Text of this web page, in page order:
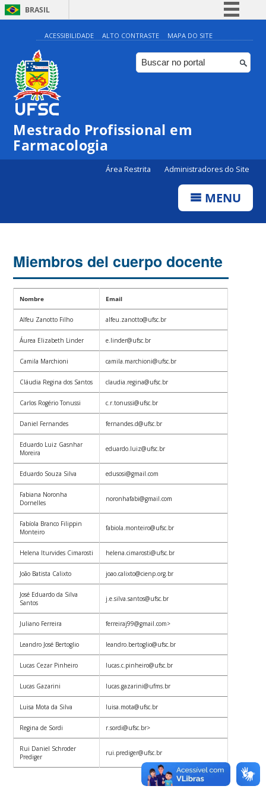
BRASIL
Simplifique!
Comunica BR
Participe
Canais
ACESSIBILIDADE ALTO CONTRASTE MAPA DO SITE
Mestrado Profissional em
Farmacologia
Área Restrita Administradores do Site
MENU
Miembros del cuerpo docente
Nombre Email
Alfeu Zanotto Filho alfeu.zanotto@ufsc.br
Áurea Elizabeth Linder e.linder@ufsc.br
Camila Marchioni camila.marchioni@ufsc.br
Cláudia Regina dos Santos claudia.regina@ufsc.br
Carlos Rogério Tonussi c.r.tonussi@ufsc.br
Daniel Fernandes fernandes.d@ufsc.br
Eduardo Luiz Gasnhar
Moreira
eduardo.luiz@ufsc.br
Eduardo Souza Silva edusosi@gmail.com
Fabiana Noronha
Dornelles
noronhafabi@gmail.com
Fabíola Branco Filippin
Monteiro
fabiola.monteiro@ufsc.br
Helena Iturvides Cimarosti helena.cimarosti@ufsc.br
João Batista Calixto joao.calixto@cienp.org.br
José Eduardo da Silva
Santos
j.e.silva.santos@ufsc.br
Juliano Ferreira ferreiraj99@gmail.com>
Leandro José Bertoglio leandro.bertoglio@ufsc.br
Lucas Cezar Pinheiro lucas.c.pinheiro@ufsc.br
Lucas Gazarini lucas.gazarini@ufms.br
Luisa Mota da Silva luisa.mota@ufsc.br
Regina de Sordi r.sordi@ufsc.br>
Rui Daniel Schroder
Prediger
rui.prediger@ufsc.br